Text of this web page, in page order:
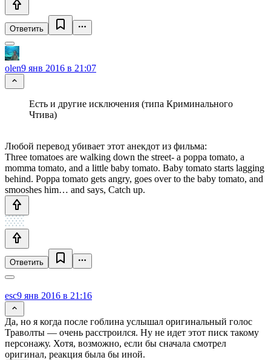
Ответить
olen9 янв 2016 в 21:07
Есть и другие исключения (типа Криминального
Чтива)
Любой перевод убивает этот анекдот из фильма:
Three tomatoes are walking down the street- a poppa tomato, a
momma tomato, and a little baby tomato. Baby tomato starts lagging
behind. Poppa tomato gets angry, goes over to the baby tomato, and
smooshes him… and says, Catch up.
Ответить
esc9 янв 2016 в 21:16
Да, но я когда после гоблина услышал оригинальный голос
Траволты — очень расстроился. Ну не идет этот писк такому
персонажу. Хотя, возможно, если бы сначала смотрел
оригинал, реакция была бы иной.